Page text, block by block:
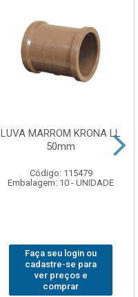
LUVA MARROM KRONA LL
50mm
Código: 115479
Embalagem: 10 - UNIDADE
Faça seu login ou
cadastre-se para
ver preços e
comprar